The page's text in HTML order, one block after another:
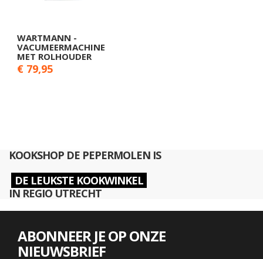
WARTMANN -
VACUMEERMACHINE
MET ROLHOUDER
€ 79,95
KOOKSHOP DE PEPERMOLEN IS
DE LEUKSTE KOOKWINKEL
IN REGIO UTRECHT
ABONNEER JE OP ONZE
NIEUWSBRIEF